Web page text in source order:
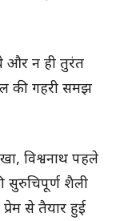
न ही तुरंत
की गहरी समझ
विश्वनाथ पहले
शैली
से तैयार हुई